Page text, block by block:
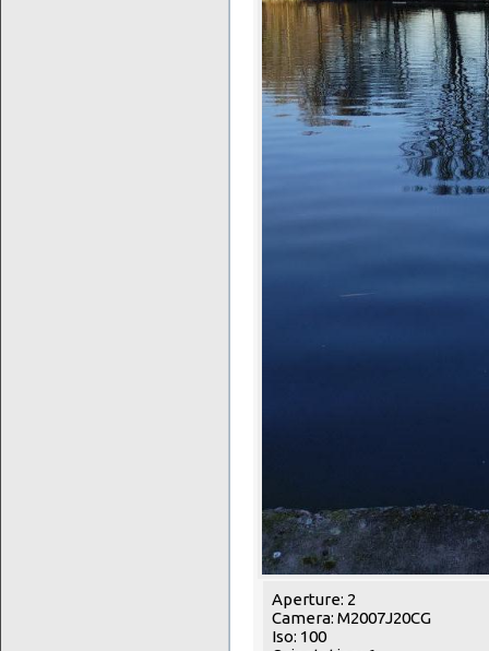
Aperture: 2
Camera: M2007J20CG
Iso: 100